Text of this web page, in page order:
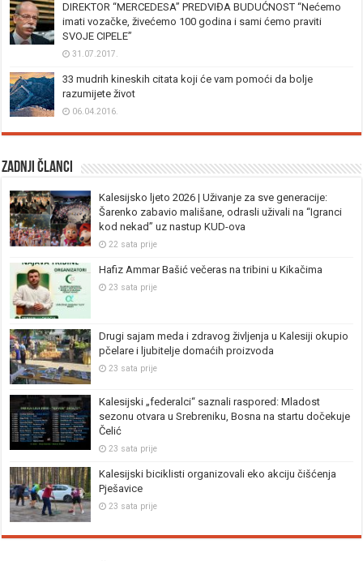
DIREKTOR “MERCEDESA” PREDVIĐA BUDUĆNOST “Nećemo
imati vozačke, živećemo 100 godina i sami ćemo praviti
SVOJE CIPELE”
31.07.2017.
33 mudrih kineskih citata koji će vam pomoći da bolje
razumijete život
06.04.2016.
Zadnji članci
Kalesijsko ljeto 2026 | Uživanje za sve generacije:
Šarenko zabavio mališane, odrasli uživali na “Igranci
kod nekad” uz nastup KUD-ova
22 sata prije
Hafiz Ammar Bašić večeras na tribini u Kikačima
23 sata prije
Drugi sajam meda i zdravog življenja u Kalesiji okupio
pčelare i ljubitelje domaćih proizvoda
23 sata prije
Kalesijski „federalci“ saznali raspored: Mladost
sezonu otvara u Srebreniku, Bosna na startu dočekuje
Čelić
23 sata prije
Kalesijski biciklisti organizovali eko akciju čišćenja
Pješavice
23 sata prije